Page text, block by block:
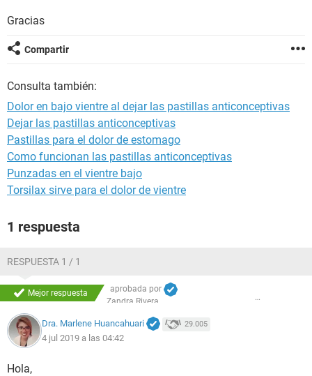
Gracias
Compartir
Consulta también:
Dolor en bajo vientre al dejar las pastillas anticonceptivas
Dejar las pastillas anticonceptivas
Pastillas para el dolor de estomago
Como funcionan las pastillas anticonceptivas
Punzadas en el vientre bajo
Torsilax sirve para el dolor de vientre
1 respuesta
RESPUESTA 1 / 1
Mejor respuesta
aprobada por
Zandra Rivera
Dra. Marlene Huancahuari 29.005
4 jul 2019 a las 04:42
Hola,